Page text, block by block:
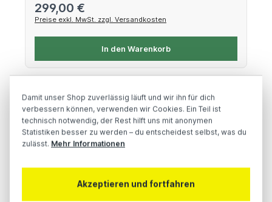
Regulärer Preis:
299,00 €
Preise exkl. MwSt. zzgl. Versandkosten
In den Warenkorb
Damit unser Shop zuverlässig läuft und wir ihn für dich
verbessern können, verwenden wir Cookies. Ein Teil ist
technisch notwendig, der Rest hilft uns mit anonymen
Statistiken besser zu werden – du entscheidest selbst, was du
zulässt. Mehr Informationen
Akzeptieren und fortfahren